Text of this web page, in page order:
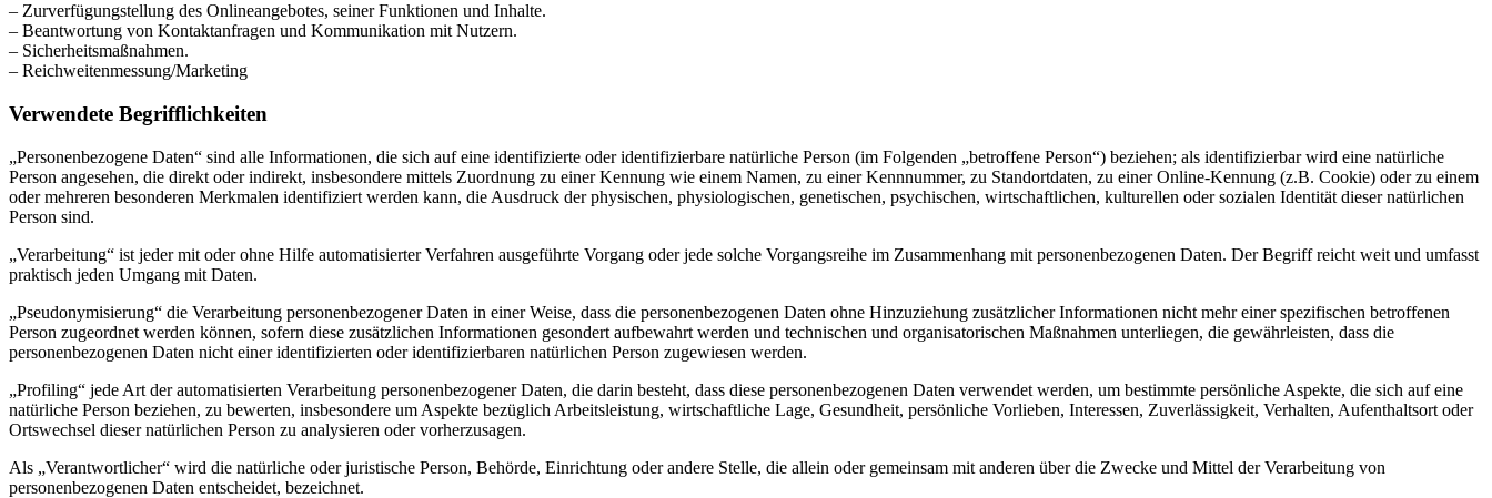
– Zurverfügungstellung des Onlineangebotes, seiner Funktionen und Inhalte.
– Beantwortung von Kontaktanfragen und Kommunikation mit Nutzern.
– Sicherheitsmaßnahmen.
– Reichweitenmessung/Marketing
Verwendete Begrifflichkeiten
„Personenbezogene Daten“ sind alle Informationen, die sich auf eine identifizierte oder identifizierbare natürliche Person (im Folgenden „betroffene Person“) beziehen; als identifizierbar wird eine natürliche
Person angesehen, die direkt oder indirekt, insbesondere mittels Zuordnung zu einer Kennung wie einem Namen, zu einer Kennnummer, zu Standortdaten, zu einer Online-Kennung (z.B. Cookie) oder zu einem
oder mehreren besonderen Merkmalen identifiziert werden kann, die Ausdruck der physischen, physiologischen, genetischen, psychischen, wirtschaftlichen, kulturellen oder sozialen Identität dieser natürlichen
Person sind.
„Verarbeitung“ ist jeder mit oder ohne Hilfe automatisierter Verfahren ausgeführte Vorgang oder jede solche Vorgangsreihe im Zusammenhang mit personenbezogenen Daten. Der Begriff reicht weit und umfasst
praktisch jeden Umgang mit Daten.
„Pseudonymisierung“ die Verarbeitung personenbezogener Daten in einer Weise, dass die personenbezogenen Daten ohne Hinzuziehung zusätzlicher Informationen nicht mehr einer spezifischen betroffenen
Person zugeordnet werden können, sofern diese zusätzlichen Informationen gesondert aufbewahrt werden und technischen und organisatorischen Maßnahmen unterliegen, die gewährleisten, dass die
personenbezogenen Daten nicht einer identifizierten oder identifizierbaren natürlichen Person zugewiesen werden.
„Profiling“ jede Art der automatisierten Verarbeitung personenbezogener Daten, die darin besteht, dass diese personenbezogenen Daten verwendet werden, um bestimmte persönliche Aspekte, die sich auf eine
natürliche Person beziehen, zu bewerten, insbesondere um Aspekte bezüglich Arbeitsleistung, wirtschaftliche Lage, Gesundheit, persönliche Vorlieben, Interessen, Zuverlässigkeit, Verhalten, Aufenthaltsort oder
Ortswechsel dieser natürlichen Person zu analysieren oder vorherzusagen.
Als „Verantwortlicher“ wird die natürliche oder juristische Person, Behörde, Einrichtung oder andere Stelle, die allein oder gemeinsam mit anderen über die Zwecke und Mittel der Verarbeitung von
personenbezogenen Daten entscheidet, bezeichnet.